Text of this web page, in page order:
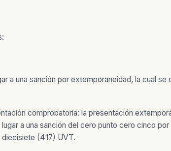
a una sanción por extemporaneidad, la cual se
comprobatoria: la presentación
a una sanción del cero punto cero cinco
diecisiete (417) UVT.